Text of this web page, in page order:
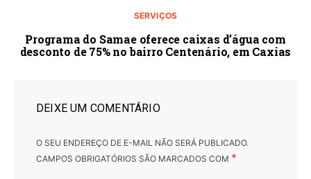
SERVIÇOS
Programa do Samae oferece caixas d’água com
desconto de 75% no bairro Centenário, em Caxias
DEIXE UM COMENTÁRIO
O SEU ENDEREÇO DE E-MAIL NÃO SERÁ PUBLICADO.
CAMPOS OBRIGATÓRIOS SÃO MARCADOS COM *